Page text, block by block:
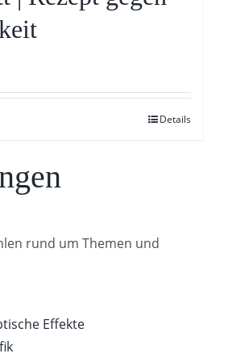
Details
rund um Themen und
Effekte